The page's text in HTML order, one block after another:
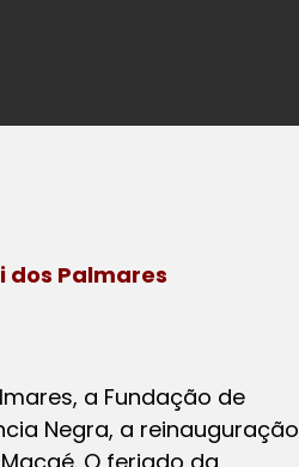
Palmares
a Fundação de
Negra, a reinauguração